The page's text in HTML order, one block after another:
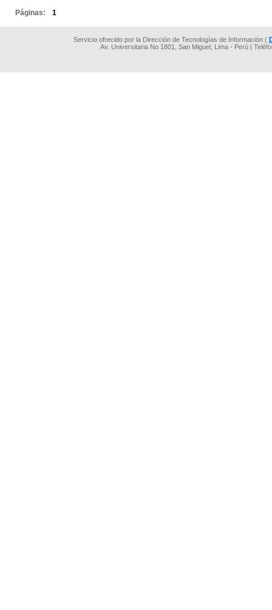
Páginas: 1
Servicio ofrecido por la Dirección de Tecnologías de Información (
Av. Universitaria No 1801, San Miguel, Lima - Perú |